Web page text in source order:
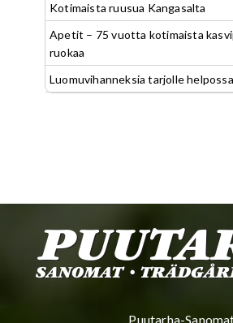
Kotimaista ruusua Kangasalta
Apetit – 75 vuotta kotimaista
ruokaa
Luomuvihanneksia tarjolle
Puutarha-